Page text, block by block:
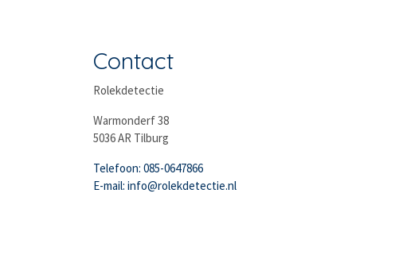
Contact
Rolekdetectie
Warmonderf 38
5036 AR Tilburg
Telefoon: 085-0647866
E-mail: info@rolekdetectie.nl